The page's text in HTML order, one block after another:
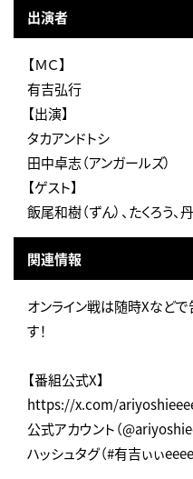
出演者
【ＭＣ】
有吉弘行
【出演】
タカアンドトシ
田中卓志（アンガールズ）
【ゲスト】
飯尾和樹（ずん）、たくろう、
関連情報
オンライン戦は随時Xなど
す！
【番組公式X】
https://x.com/
公式アカウント（
ハッシュタグ（#有吉ぃぃ